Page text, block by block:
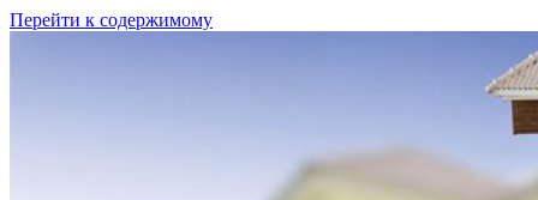
Перейти к содержимому